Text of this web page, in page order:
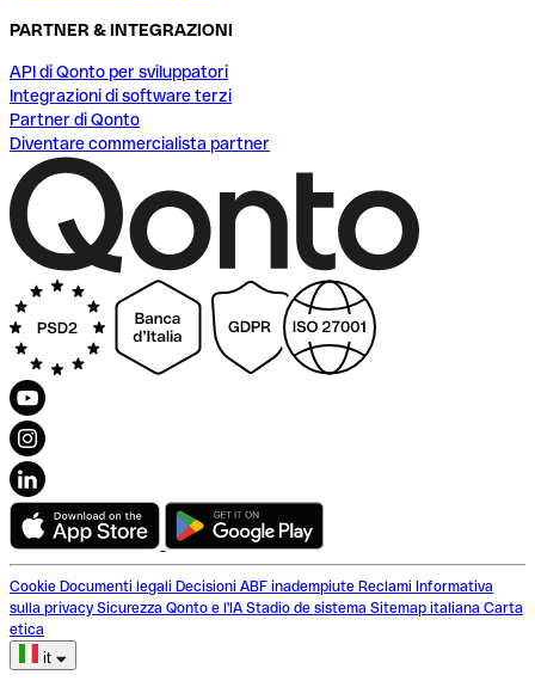
PARTNER & INTEGRAZIONI
API di Qonto per sviluppatori
Integrazioni di software terzi
Partner di Qonto
Diventare commercialista partner
Cookie Documenti legali Decisioni ABF inadempiute Reclami Informativa
sulla privacy Sicurezza Qonto e l'IA Stadio de sistema Sitemap italiana Carta
etica
it